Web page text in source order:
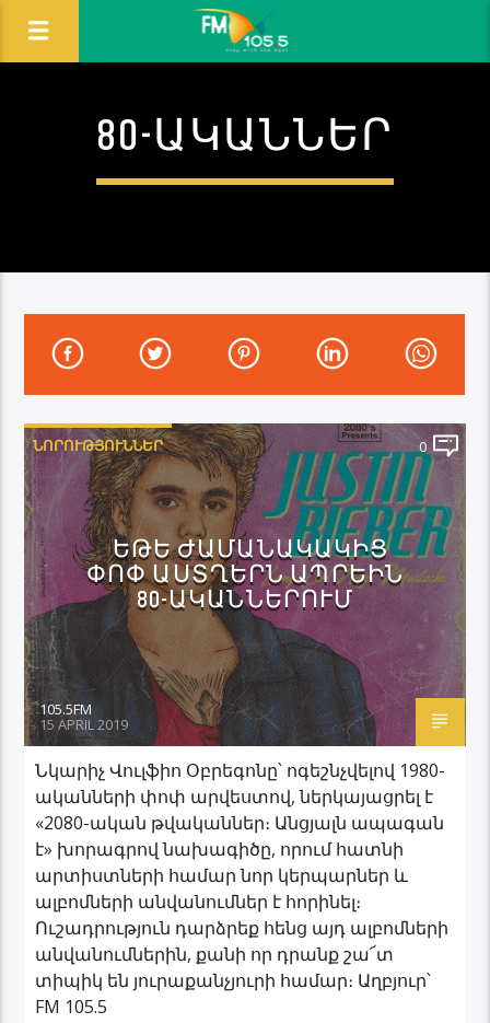
80-ԱԿԱՆՆԵՐ
ՆՈՐՈՒԹՅՈՒՆՆԵՐ 0
ԵԹԵ ԺԱՄԱՆԱԿԱԿԻՑ
ՓՈՓ ԱՍՏՂԵՐՆ ԱՊՐԵԻՆ
80-ԱԿԱՆՆԵՐՈՒՄ
105.5FM
15 APRIL 2019
Նկարիչ Վուլֆիո Օբրեգոնը՝ ոգեշնչվելով 1980-
ականների փոփ արվեստով, ներկայացրել է
«2080-ական թվականներ։ Անցյալն ապագան
է» խորագրով նախագիծը, որում հատնի
արտիստների համար նոր կերպարներ և
ալբոմների անվանումներ է հորինել։
Ուշադրություն դարձրեք հենց այդ ալբոմների
անվանումներին, քանի որ դրանք շա՜տ
տիպիկ են յուրաքանչյուրի համար։ Աղբյուր՝
FM 105.5